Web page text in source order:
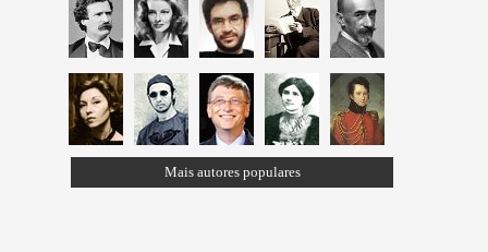
Mais autores populares